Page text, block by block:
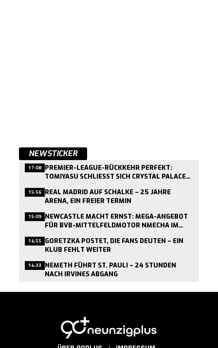
NEWSTICKER
17:08 PREMIER-LEAGUE-RÜCKKEHR PERFEKT:
TOMIYASU SCHLIESST SICH CRYSTAL PALACE A
15:56 REAL MADRID AUF SCHALKE – 25 JAHRE
ARENA, EIN FREIER TERMIN
15:09 NEWCASTLE MACHT ERNST: MEGA-ANGEBOT
FÜR BVB-MITTELFELDMOTOR NMECHA IM
14:55 GORETZKA POSTET, DIE FANS DEUTEN – EIN
KLUB FEHLT WEITER
14:33 NEMETH FÜHRT ST. PAULI – 24 STUNDEN
NACH IRVINES ABGANG